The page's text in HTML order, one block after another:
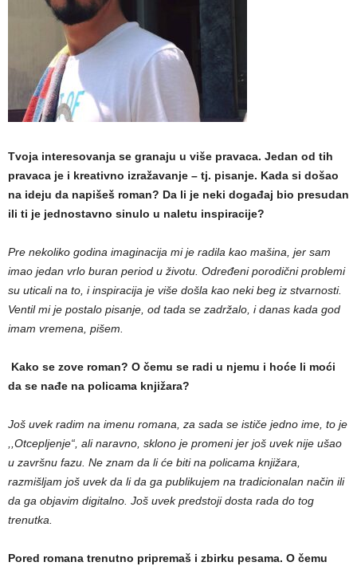
Tvoja interesovanja se granaju u više pravaca. Jedan od tih
pravaca je i kreativno izražavanje – tj. pisanje. Kada si došao
na ideju da napišeš roman? Da li je neki događaj bio presudan
ili ti je jednostavno sinulo u naletu inspiracije?
Pre nekoliko godina imaginacija mi je radila kao mašina, jer sam
imao jedan vrlo buran period u životu. Određeni porodični problemi
su uticali na to, i inspiracija je više došla kao neki beg iz stvarnosti.
Ventil mi je postalo pisanje, od tada se zadržalo, i danas kada god
imam vremena, pišem.
Kako se zove roman? O čemu se radi u njemu i hoće li moći
da se nađe na policama knjižara?
Još uvek radim na imenu romana, za sada se ističe jedno ime, to je
,,Otcepljenje“, ali naravno, sklono je promeni jer još uvek nije ušao
u završnu fazu. Ne znam da li će biti na policama knjižara,
razmišljam još uvek da li da ga publikujem na tradicionalan način ili
da ga objavim digitalno. Još uvek predstoji dosta rada do tog
trenutka.
Pored romana trenutno pripremaš i zbirku pesama. O čemu